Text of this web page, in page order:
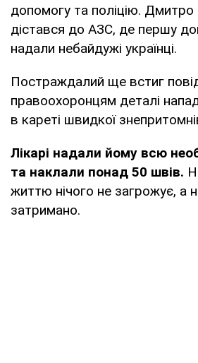
допомогу та поліцію. Дмитро
дістався до АЗС, де першу
надали небайдужі українці.
Постраждалий ще встиг
правоохоронцям деталі
в кареті швидкої
Лікарі надали йому всю
та наклали понад 50 швів.
життю нічого не загрожує, а
затримано.